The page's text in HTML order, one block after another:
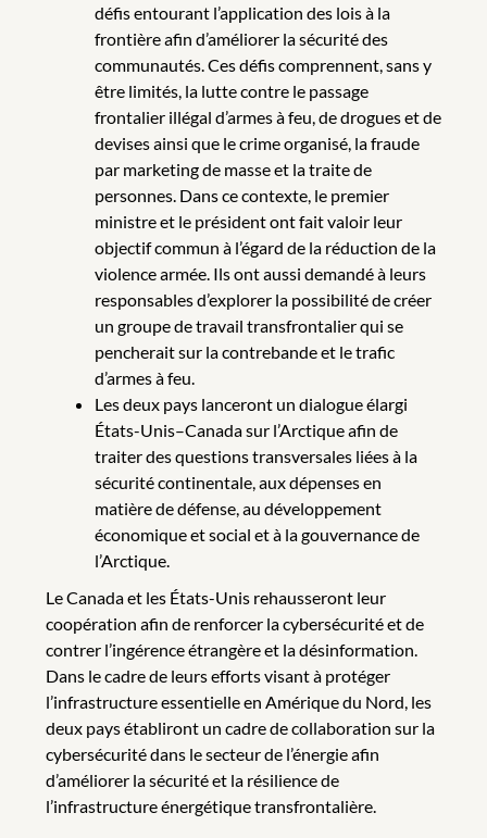
défis entourant l’application des lois à la
frontière afin d’améliorer la sécurité des
communautés. Ces défis comprennent, sans y
être limités, la lutte contre le passage
frontalier illégal d’armes à feu, de drogues et de
devises ainsi que le crime organisé, la fraude
par marketing de masse et la traite de
personnes. Dans ce contexte, le premier
ministre et le président ont fait valoir leur
objectif commun à l’égard de la réduction de la
violence armée. Ils ont aussi demandé à leurs
responsables d’explorer la possibilité de créer
un groupe de travail transfrontalier qui se
pencherait sur la contrebande et le trafic
d’armes à feu.
Les deux pays lanceront un dialogue élargi
États-Unis–Canada sur l’Arctique afin de
traiter des questions transversales liées à la
sécurité continentale, aux dépenses en
matière de défense, au développement
économique et social et à la gouvernance de
l’Arctique.
Le Canada et les États-Unis rehausseront leur
coopération afin de renforcer la cybersécurité et de
contrer l’ingérence étrangère et la désinformation.
Dans le cadre de leurs efforts visant à protéger
l’infrastructure essentielle en Amérique du Nord, les
deux pays établiront un cadre de collaboration sur la
cybersécurité dans le secteur de l’énergie afin
d’améliorer la sécurité et la résilience de
l’infrastructure énergétique transfrontalière.